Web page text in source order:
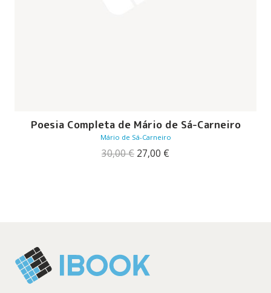
Poesia Completa de Mário de Sá-Carneiro
Mário de Sá-Carneiro
30,00€ O
27,00 €